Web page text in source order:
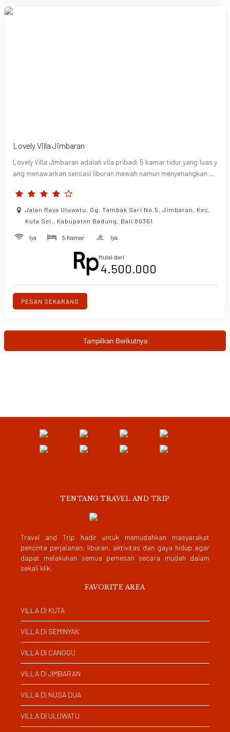
Lovely Villa Jimbaran
Lovely Villa Jimbaran adalah vila pribadi 5 kamar tidur yang luas y
ang menawarkan sensasi liburan mewah namun menyenangkan ba
sional. Semua kamar ditata dengan sempurna dan dirancang den
gan sentuhan hangat gaya tradisional-modern, memperkuat suas
ana staycation di Pulau Dewata. Miliki kenangan tak terlupakan de
Jalan Raya Uluwatu, Gg. Tambak Sari No.5, Jimbaran, Kec.
Kuta Sel., Kabupaten Badung, Bali 80361
Iya 5 Kamar Iya
Mulai dari
4.500.000
PESAN SEKARANG
Tampilkan Berikutnya
TENTANG TRAVEL AND TRIP
Travel and Trip hadir untuk memudahkan masyarakat
pencinta perjalanan, liburan, aktivitas dan gaya hidup agar
dapat melakukan semua pemesan secara mudah dalam
sekali klik.
FAVORITE AREA
VILLA DI KUTA
VILLA DI SEMINYAK
VILLA DI CANGGU
VILLA DI JIMBARAN
VILLA DI NUSA DUA
VILLA DI ULUWATU